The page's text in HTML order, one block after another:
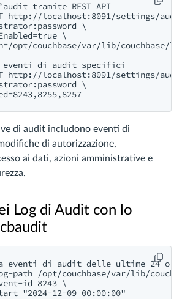
tramite REST API
http://localhost:8091/settings/
\
\
opt/couchbase/var/lib/couchbase/
eventi di audit specifici
http://localhost:8091/settings/
\
di audit includono eventi di
di autorizzazione,
ai dati, azioni amministrative e
Log di Audit con lo
eventi di audit delle ultime 24 ore
path /opt/couchbase/var/lib/
id 8243 \
"2024-12-09 00:00:00"